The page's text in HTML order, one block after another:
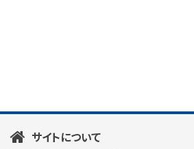
サイトについて